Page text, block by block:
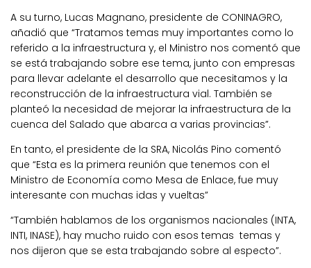
A su turno, Lucas Magnano, presidente de CONINAGRO,
añadió que “Tratamos temas muy importantes como lo
referido a la infraestructura y, el Ministro nos comentó que
se está trabajando sobre ese tema, junto con empresas
para llevar adelante el desarrollo que necesitamos y la
reconstrucción de la infraestructura vial. También se
planteó la necesidad de mejorar la infraestructura de la
cuenca del Salado que abarca a varias provincias”.
En tanto, el presidente de la SRA, Nicolás Pino comentó
que “Esta es la primera reunión que tenemos con el
Ministro de Economía como Mesa de Enlace, fue muy
interesante con muchas idas y vueltas”
“También hablamos de los organismos nacionales (INTA,
INTI, INASE), hay mucho ruido con esos temas temas y
nos dijeron que se esta trabajando sobre al especto”.